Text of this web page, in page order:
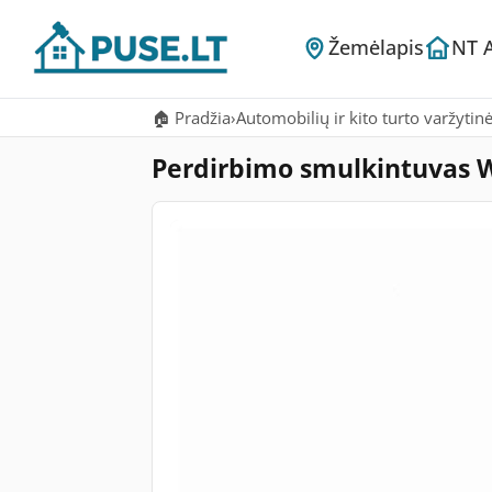
Žemėlapis NT
🏠 Pradžia›Automobilių ir kito turto
Perdirbimo smulkintuvas